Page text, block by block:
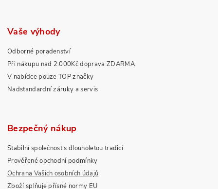
Vaše výhody
Odborné poradenství
Při nákupu nad 2.000Kč doprava ZDARMA
V nabídce pouze TOP značky
Nadstandardní záruky a servis
Bezpečný nákup
Stabilní společnost s dlouholetou tradicí
Prověřené obchodní podmínky
Ochrana Vašich osobních údajů
Zboží splňuje přísné normy EU